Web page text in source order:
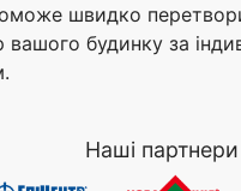
швидко
вашого будинку за
Наші партнери